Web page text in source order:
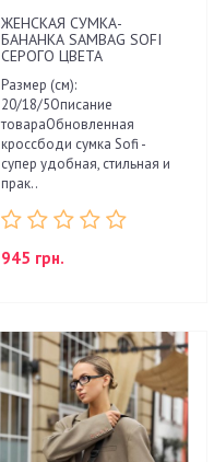
ЖЕНСКАЯ СУМКА-
БАНАНКА SAMBAG SOFI
СЕРОГО ЦВЕТА
Размер (см):
20/18/5Описание
товараОбновленная
кроссбоди сумка Sofi -
супер удобная, стильная и
прак..
945 грн.